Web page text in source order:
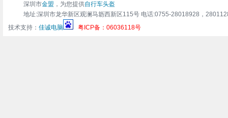
深圳市金盟 ，为您提供自行车头盔
地址:深圳市龙华新区观澜马坜西新区115号 电话:0755-28018928，
技术支持： 佳诚电脑 粤ICP备：06036118号